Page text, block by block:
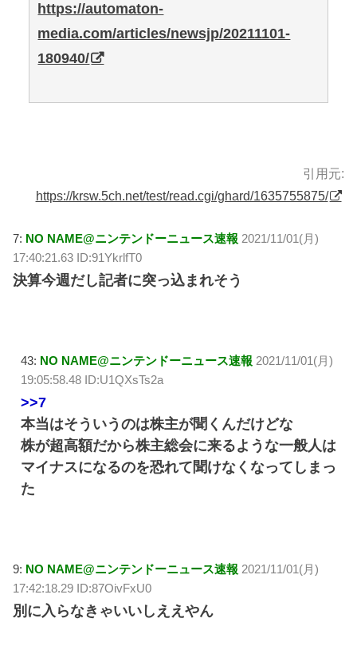
https://automaton-
media.com/articles/newsjp/20211101-
180940/
引用元:
https://krsw.5ch.net/test/read.cgi/ghard/1635755875/
7: NO NAME@ニンテンドーニュース速報 2021/11/01(月)
17:40:21.63 ID:91YkrlfT0
決算今週だし記者に突っ込まれそう
43: NO NAME@ニンテンドーニュース速報 2021/11/01(月)
19:05:58.48 ID:U1QXsTs2a
>>7
本当はそういうのは株主が聞くんだけどな
株が超高額だから株主総会に来るような一般人は
マイナスになるのを恐れて聞けなくなってしまっ
た
9: NO NAME@ニンテンドーニュース速報 2021/11/01(月)
17:42:18.29 ID:87OivFxU0
別に入らなきゃいいしええやん